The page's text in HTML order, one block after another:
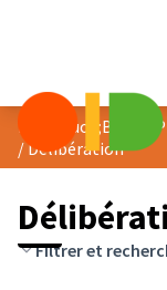
/Délibération
Filtrer et